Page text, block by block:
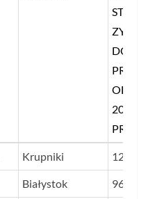
DO
OD
2020
SIEDZIBA
Krupniki 12
Białystok 963,1